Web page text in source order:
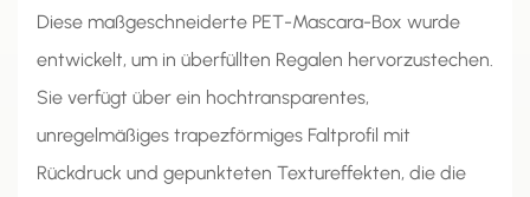
Diese maßgeschneiderte PET-Mascara-Box wurde
entwickelt, um in überfüllten Regalen hervorzustechen.
Sie verfügt über ein hochtransparentes,
unregelmäßiges trapezförmiges Faltprofil mit
Rückdruck und gepunkteten Textureffekten, die die